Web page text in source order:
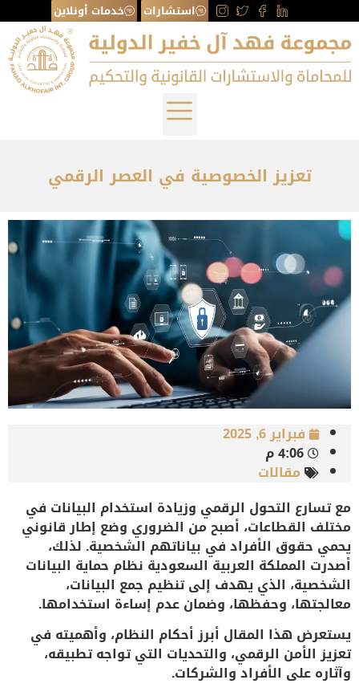
استشارات خدمات أونلاين
تعزيز الخصوصية في العصر الرقمي
فبراير 6, 2025
4:06 م
مقالات
مع تسارع التحول الرقمي وزيادة استخدام البيانات في
مختلف القطاعات، أصبح من الضروري وضع إطار قانوني
يحمي حقوق الأفراد في بياناتهم الشخصية. لذلك،
أصدرت المملكة العربية السعودية نظام حماية البيانات
الشخصية، الذي يهدف إلىتنظيم جمع البيانات،
معالجتها، وحفظها، وضمان عدم إساءة استخدامها.
يستعرض هذا المقال أبرز أحكام النظام، وأهميته في
تعزيز الأمن الرقمي، والتحديات التي تواجه تطبيقه،
وآثاره على الأفراد والشركات.